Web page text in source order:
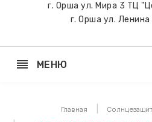
г. Орша ул. Мира 3 ТЦ
г. Орша ул.
reorder МЕНЮ
ТОНЕРЫ,
Главная